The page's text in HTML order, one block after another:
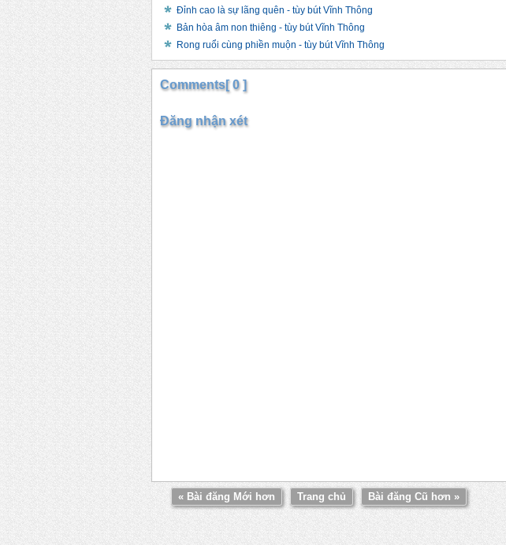
Đỉnh cao là sự lãng quên - tùy bút Vĩnh Thông
Bản hòa âm non thiêng - tùy bút Vĩnh Thông
Rong ruổi cùng phiền muộn - tùy bút Vĩnh Thông
Comments[ 0 ]
Đăng nhận xét
« Bài đăng Mới hơn Trang chủ Bài đăng Cũ hơn »